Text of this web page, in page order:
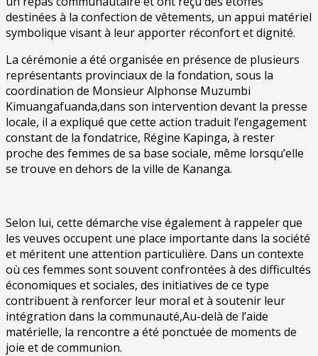
destinées à la confection de vêtements, un appui matériel
symbolique visant à leur apporter réconfort et dignité.
La cérémonie a été organisée en présence de plusieurs
représentants provinciaux de la fondation, sous la
coordination de Monsieur Alphonse Muzumbi
Kimuangafuanda,dans son intervention devant la presse
locale, il a expliqué que cette action traduit l’engagement
constant de la fondatrice, Régine Kapinga, à rester
proche des femmes de sa base sociale, même lorsqu’elle
se trouve en dehors de la ville de Kananga.
Selon lui, cette démarche vise également à rappeler que
les veuves occupent une place importante dans la société
et méritent une attention particulière. Dans un contexte
où ces femmes sont souvent confrontées à des difficultés
économiques et sociales, des initiatives de ce type
contribuent à renforcer leur moral et à soutenir leur
intégration dans la communauté,Au-delà de l’aide
matérielle, la rencontre a été ponctuée de moments de
joie et de communion.